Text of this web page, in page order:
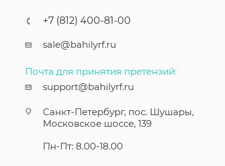
+7 (812) 400-81-00
sale@bahilyrf.ru
Почта для принятия претензий:
support@bahilyrf.ru
Санкт-Петербург, пос. Шушары,
Московское шоссе, 139
Пн-Пт: 8.00-18.00